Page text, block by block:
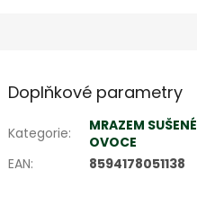
Doplňkové parametry
Kategorie:
MRAZEM SUŠENÉ
OVOCE
EAN: 8594178051138